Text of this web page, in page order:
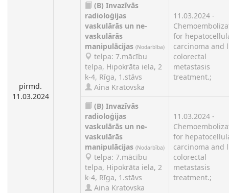
pirmd.
11.03.2024
(B) Invazīvās
radioloģijas
vaskulārās un ne-
vaskulārās
manipulācijas (Nodarbība)
telpa: 7.mācību
telpa, Hipokrāta iela, 2
k-4, Rīga, 1.stāvs
Aina Kratovska
11.03.2024 -
for
carcinoma and
colorectal
metastasis
treatment.;
(B) Invazīvās
radioloģijas
vaskulārās un ne-
vaskulārās
manipulācijas (Nodarbība)
telpa: 7.mācību
telpa, Hipokrāta iela, 2
k-4, Rīga, 1.stāvs
Aina Kratovska
11.03.2024 -
for
carcinoma and
colorectal
metastasis
treatment.;